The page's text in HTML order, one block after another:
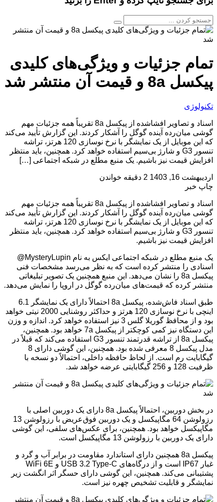
تمام جزئیات و ویژگی‌های کلیدی
پیکسل 8a و قیمت آن منتشر شد
تکنولوژی
اسناد و تصاویر افشاشده از پیکسل 8a تقریباً همه جزئیات مهم
گوشی میان‌رده آینده گوگل را آشکار کردند. این گزارش تأیید می‌کند
که این موبایل از یک نمایشگر با نرخ نوسازی 120 هرتز، تراشه
تنسور G3 و شارژ بی‌سیم استفاده خواهد کرد. همچنین، باید منتظر
افزایش قیمت نیز باشیم. یک منبع مطلع در شبکه اجتماعی […]
اردیبهشت 16, 1403
2 دقیقه خواندن
چاپ خبر
اسناد و تصاویر افشاشده از پیکسل 8a تقریباً همه جزئیات مهم
گوشی میان‌رده آینده گوگل را آشکار کردند. این گزارش تأیید می‌کند
که این موبایل از یک نمایشگر با نرخ نوسازی 120 هرتز، تراشه
تنسور G3 و شارژ بی‌سیم استفاده خواهد کرد. همچنین، باید منتظر
افزایش قیمت نیز باشیم.
یک منبع مطلع در شبکه اجتماعی ایکس به نام MysteryLupin@
اسنادی را منتشر کرده است که به نظر می‌رسد مشخصات فنی
پیکسل 8a را نشان می‌دهد. این منبع همچنین یک تصویر تبلیغاتی
منتشر کرده که قیمت‌های میان‌رده گوگل در اروپا را نمایش می‌دهد.
طبق اسناد فاش‌شده، پیکسل 8a احتمالاً دارای یک نمایشگر 6.1
اینچی با نرخ نوسازی 120 هرتز و حداکثر روشنایی 2000 نیتی خواهد
بود و از محافظ گوریلا گلس 3 نیز استفاده خواهد کرد. اندازه و وزن
این دستگاه نیز کمی کوچکتر از پیکسل 7a خواهد بود. همچنین،
پیکسل 8a از تراشه قدرتمند تنسور G3 استفاده می‌کند که قبلاً در
مدل پیکسل 8 معرفی شده بود. همچنین، این گوشی دارای 8
گیگابایت رم است. از لحاظ حافظه داخلی، احتمالاً دو نسخه با
ظرفیت 128 و 256 گیگابایتی عرضه خواهد شد.
در بخش دوربین، احتمالاً پیکسل 8a دارای یک دوربین اصلی با
رزولوشن 64 مگاپیکسل و یک دوربین فوق‌عریض با رزولوشن 13
مگاپیکسل خواهد بود. همچنین، برای عکس‌های سلفی، این گوشی
دارای یک دوربین با رزولوشن 13 مگاپیکسل است.
پیکسل 8a همچنین دارای استاندارد مقاومت در برابر آب و گرد و
غبار IP67 است و از درگاه‌های USB 3.2 Type-C و WiFi 6E
پشتیبانی می‌کند. همچنین، این گوشی دارای حسگر اثر انگشت زیر
نمایشگر و قابلیت تشخیص چهره نیز است.